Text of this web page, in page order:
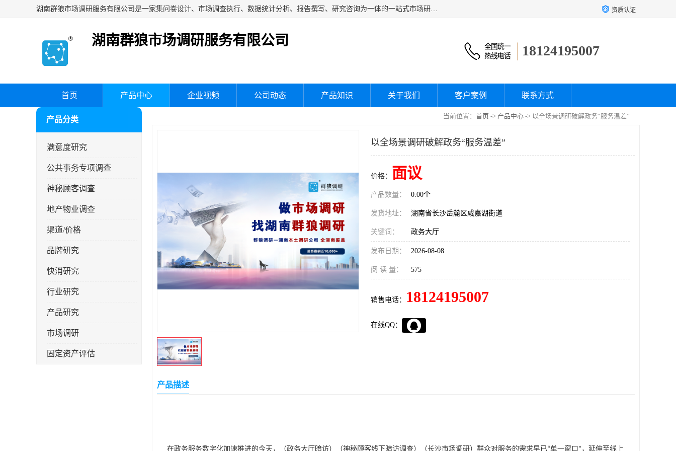
湖南群狼市场调研服务有限公司是一家集问卷设计、市场调查执行、数据统计分析、报告撰写、研究咨询为一体的一站式市场研究服务机构，主要服务：市场调研、三方评估、满意度研究、快消研究、地产物业调查、品牌研究、神秘顾客调查、行业研究、产品研究、公共事务专项调查等。 资质认证
湖南群狼市场调研服务有限公司
18124195007
首页 产品中心 企业视频 公司动态 产品知识 关于我们 客户案例 联系方式
当前位置： 首页 -> 产品中心 -> 以全场景调研破解政务“服务温差”
产品分类
满意度研究
公共事务专项调查
神秘顾客调查
地产物业调查
渠道/价格
品牌研究
快消研究
行业研究
产品研究
市场调研
固定资产评估
以全场景调研破解政务“服务温差”
价格： 面议
产品数量： 0.00个
发货地址： 湖南省长沙岳麓区咸嘉湖街道
关键词： 政务大厅
发布日期： 2026-08-08
阅 读 量： 575
销售电话： 18124195007
在线QQ：
产品描述
在政务服务数字化加速推进的今天， （政务大厅暗访）（神秘顾客线下暗访调查）（长沙市场调研） 群众对服务的需求早已“单一窗口 ” ，延伸至线上